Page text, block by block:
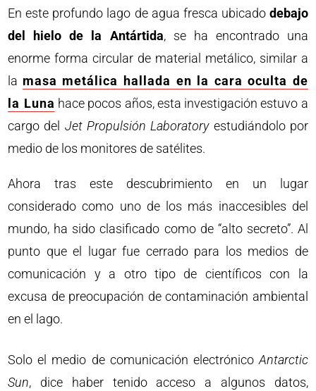
En este profundo lago de agua fresca ubicado debajo
del hielo de la Antártida, se ha encontrado una
enorme forma circular de material metálico, similar a
la masa metálica hallada en la cara oculta de
la Luna hace pocos años, esta investigación estuvo a
cargo del Jet Propulsión Laboratoryestudiándolo por
medio de los monitores de satélites.
Ahora tras este descubrimiento en un lugar
considerado como uno de los más inaccesibles del
mundo, ha sido clasificado como de “alto secreto”. Al
punto que el lugar fue cerrado para los medios de
comunicación y a otro tipo de científicos con la
excusa de preocupación de contaminación ambiental
en el lago.
Solo el medio de comunicación electrónico Antarctic
Sun, dice haber tenido acceso a algunos datos,